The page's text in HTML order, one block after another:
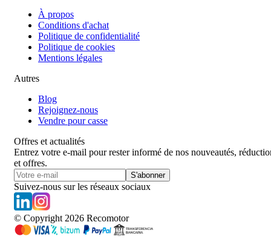
À propos
Conditions d'achat
Politique de confidentialité
Politique de cookies
Mentions légales
Autres
Blog
Rejoignez-nous
Vendre pour casse
Offres et actualités
Entrez votre e-mail pour rester informé de nos nouveautés,
et offres.
S'abonner
Suivez-nous sur les réseaux sociaux
© Copyright 2026 Recomotor